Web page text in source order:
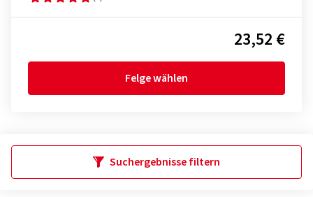
23,52 €
Felge wählen
Suchergebnisse filtern